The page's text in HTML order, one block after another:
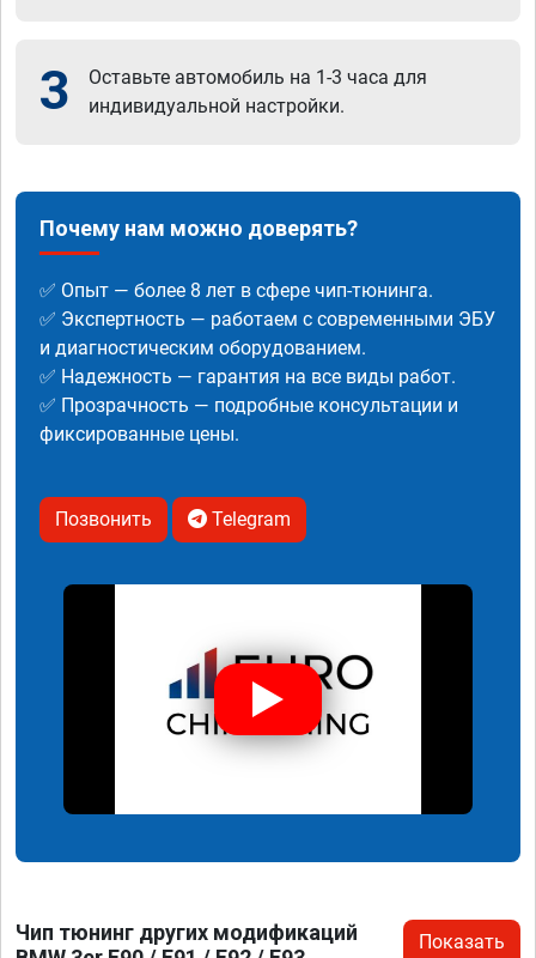
3
Оставьте автомобиль на 1-3 часа для
индивидуальной настройки.
Почему нам можно доверять?
✅ Опыт — более 8 лет в сфере чип-тюнинга.
✅ Экспертность — работаем с современными ЭБУ
и диагностическим оборудованием.
✅ Надежность — гарантия на все виды работ.
✅ Прозрачность — подробные консультации и
фиксированные цены.
Позвонить Telegram
Чип тюнинг других модификаций
Показать